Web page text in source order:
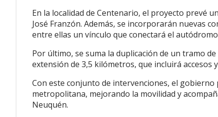
En la localidad de Centenario, el proyecto prevé
José Franzón. Además, se incorporarán nuevas
entre ellas un vínculo que conectará el
Por último, se suma la duplicación de un tramo
extensión de 3,5 kilómetros, que incluirá
Con este conjunto de intervenciones, el
metropolitana, mejorando la movilidad y
Neuquén.